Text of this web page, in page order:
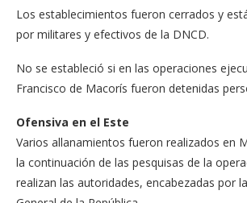
Los establecimientos fue­ron cerrados y
por militares y efectivos de la DNCD.
No se estableció si en las operaciones
Francisco de Maco­rís fueron detenidas
Ofensiva en el Este
Varios allanamientos fue­ron realizados en
la continua­ción de las pesquisas de la
realizan las autoridades, encabezadas por